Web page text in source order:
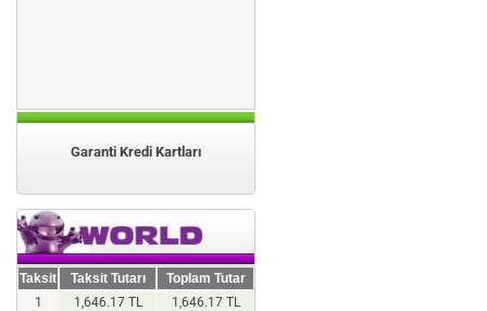
Garanti Kredi Kartları
Taksit Taksit Tutarı
Toplam Tutar
1
1,646.17 TL
1,646.17 TL